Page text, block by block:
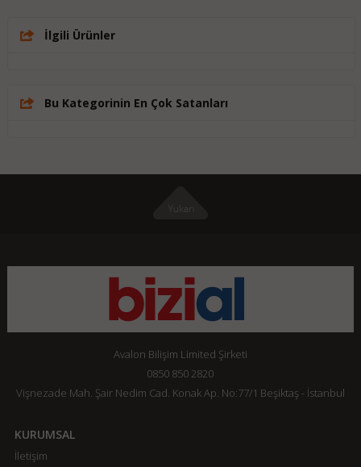
İlgili Ürünler
Bu Kategorinin En Çok Satanları
Avalon Bilişim Limited Şirketi
0850 850 2820
Vişnezade Mah. Şair Nedim Cad. Konak Ap. No:77/1 Beşiktaş - İstanbul
KURUMSAL
İletişim